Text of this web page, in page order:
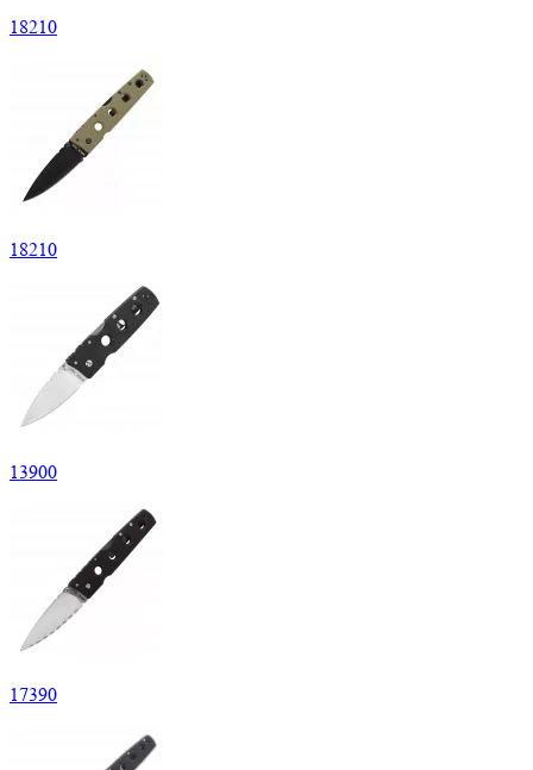
18210
18210
13900
17390